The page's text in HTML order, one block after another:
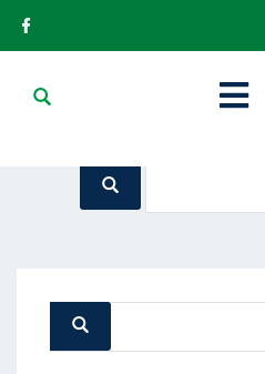
It seems we can’t find what
بحث
بحث